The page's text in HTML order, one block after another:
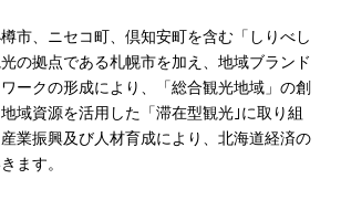
市、ニセコ町、倶知安町を含む「しりべし
の拠点である札幌市を加え、地域ブランド
ークの形成により、「総合観光地域」の創
域資源を活用した「滞在型観光｣に取り組
業振興及び人材育成により、北海道経済の
ます。